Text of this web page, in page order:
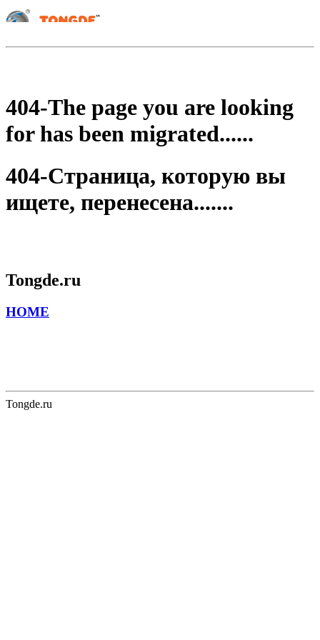
404-The page you are looking
for has been migrated......
404-Страница, которую вы
ищете, перенесена.......
Tongde.ru
HOME
Tongde.ru